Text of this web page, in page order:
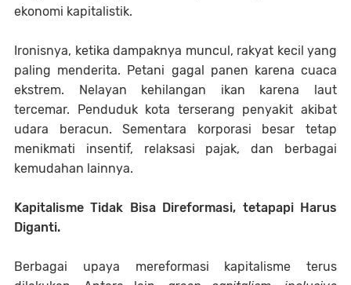
ekonomi kapitalistik.
Ironisnya, ketika dampaknya muncul, rakyat kecil yang
paling menderita. Petani gagal panen karena cuaca
ekstrem. Nelayan kehilangan ikan karena laut
tercemar. Penduduk kota terserang penyakit akibat
udara beracun. Sementara korporasi besar tetap
menikmati insentif, relaksasi pajak, dan berbagai
kemudahan lainnya.
Kapitalisme Tidak Bisa Direformasi, tetapapi Harus
Diganti.
Berbagai upaya mereformasi kapitalisme terus